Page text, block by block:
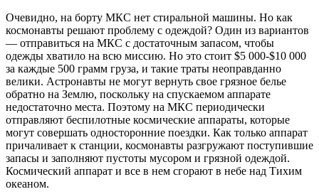
Очевидно, на борту МКС нет стиральной машины. Но как
космонавты решают проблему с одеждой? Один из вариантов
— отправиться на МКС с достаточным запасом, чтобы
одежды хватило на всю миссию. Но это стоит $5 000-$10 000
за каждые 500 грамм груза, и такие траты неоправданно
велики. Астронавты не могут вернуть свое грязное белье
обратно на Землю, поскольку на спускаемом аппарате
недостаточно места. Поэтому на МКС периодически
отправляют беспилотные космические аппараты, которые
могут совершать односторонние поездки. Как только аппарат
причаливает к станции, космонавты разгружают поступившие
запасы и заполняют пустоты мусором и грязной одеждой.
Космический аппарат и все в нем сгорают в небе над Тихим
океаном.